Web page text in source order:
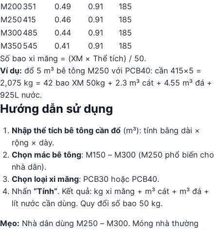
M200 351 0.49 0.91
185
M250 415 0.46 0.91
185
M300 485 0.44 0.91
185
M350 545 0.41 0.91
185
Số bao xi măng = (XM × Thể tích) / 50.
Ví dụ: đổ 5 m³ bê tông M250 với PCB40: cần 415×5 =
2,075 kg = 42 bao XM 50kg + 2.3 m³ cát + 4.55 m³ đá +
925L nước.
Hướng dẫn sử dụng
Nhập thể tích bê tông cần đổ (m³): tính bằng dài ×
rộng × dày.
Chọn mác bê tông: M150 – M300 (M250 phổ biến cho
nhà dân).
Chọn loại xi măng: PCB30 hoặc PCB40.
Nhấn “Tính”. Kết quả: kg xi măng + m³ cát + m³ đá +
lít nước cần dùng. Quy đổi số bao 50 kg.
Mẹo: Nhà dân dùng M250 – M300. Móng nhà thường